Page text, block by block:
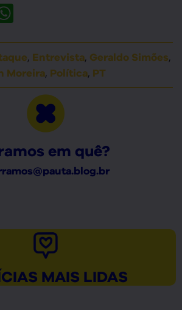
, Entrevista, Geraldo Simões,
Moreira, Política, PT
em quê?
MAIS LIDAS